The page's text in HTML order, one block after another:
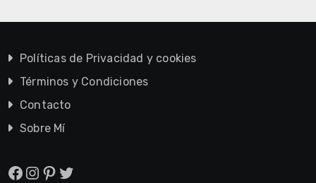
Políticas de Privacidad y cookies
Términos y Condiciones
Contacto
Sobre Mí
Facebook
Instagram
Pinterest
Twitter